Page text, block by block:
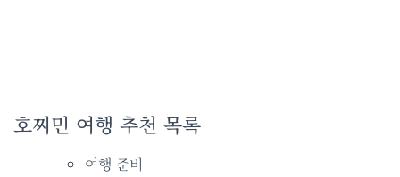
호찌민 여행 추천 목록
여행 준비